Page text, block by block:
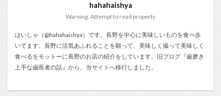
hahahaishya
Warning: Attempt to read property
はいしゃ（@hahahaishya）です。長野を中心に美味しいものを食べ歩
いてます。長野に活気あふれることを願って、美味しく撮って美味しく
食べるをモットーに長野のお店の紹介をしています。旧ブログ『歯磨き
上手な歯医者の話 』から、当サイトへ移行しました。